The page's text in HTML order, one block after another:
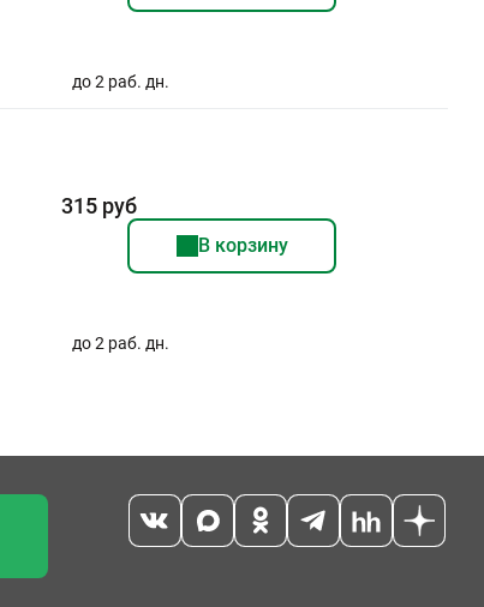
до 2 раб. дн.
315 руб
В корзину
до 2 раб. дн.